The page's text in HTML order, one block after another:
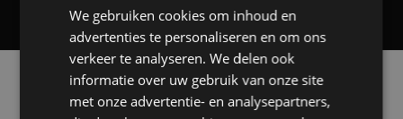
Alle automerken
Selecteer een merk voor meer informatie, modellen
We gebruiken cookies om inhoud en
advertenties te personaliseren en om ons
verkeer te analyseren. We delen ook
informatie over uw gebruik van onze site
met onze advertentie- en analysepartners,